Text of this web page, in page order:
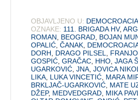
OBJAVLJENO U: DEMOCROACIA
OZNAKE: 111. BRIGADA HV,
ROMAN
BEOGRAD BOJAN
OPALIĆ ,ČANAK
DORH
DRAGO PILSEL
GOSPIĆ ,GRAČAC HHO ,JAGA
UGARKOVIĆ ,JNA ,JOVICA
LIKA LUKA VINCETIĆ MARA
BRKLJAČ-UGARKOVIĆ MATE
DŽEP, MEDVEDGRAD MIKA